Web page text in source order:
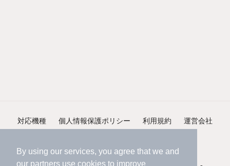
By using our services, you agree that we and
our partners use cookies to improve
対応機種 個人情報保護ポリシー 利用規約 運営会社